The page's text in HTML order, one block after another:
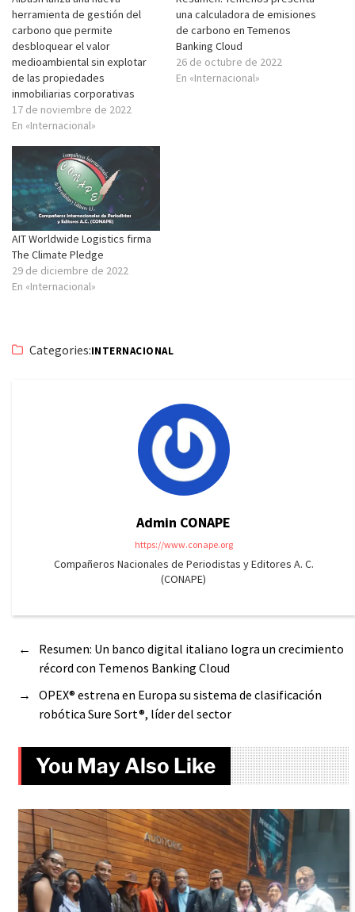
herramienta de gestión del
carbono que permite
desbloquear el valor
medioambiental sin explotar
de las propiedades
inmobiliarias corporativas
17 de noviembre de 2022
En «Internacional»
una calculadora de emisiones
de carbono en Temenos
Banking Cloud
26 de octubre de 2022
En «Internacional»
AIT Worldwide Logistics firma
The Climate Pledge
29 de diciembre de 2022
En «Internacional»
Categories:INTERNACIONAL
Admin CONAPE
https://www.conape.org
Compañeros Nacionales de Periodistas y Editores A. C.
(CONAPE)
←
Resumen: Un banco digital italiano logra un crecimiento
récord con Temenos Banking Cloud
→
OPEX® estrena en Europa su sistema de clasificación
robótica Sure Sort®, líder del sector
You May Also Like